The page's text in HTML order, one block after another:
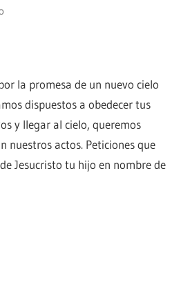
la promesa de un nuevo cielo
dispuestos a obedecer tus
y llegar al cielo, queremos
nuestros actos. Peticiones que
Jesucristo tu hijo en nombre de